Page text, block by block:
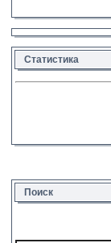
Статистика
Поиск